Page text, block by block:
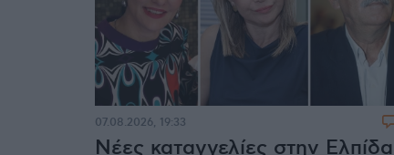
Νέες καταγγελίες στην Ελπίδα
07.08.2026, 19:33